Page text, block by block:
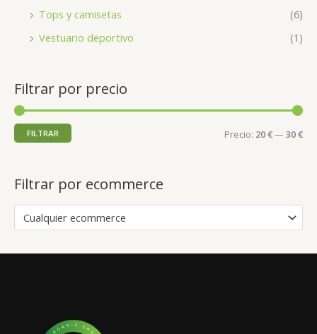
Tops y camisetas
(6)
Vestuario deportivo
(1)
Filtrar por precio
FILTRAR Precio: 20 €—30 €
Filtrar por ecommerce
Cualquier ecommerce